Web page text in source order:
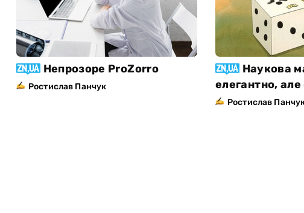
Непрозоре ProZorro
Ростислав Панчук
Наукова
елегантно, але
Ростислав